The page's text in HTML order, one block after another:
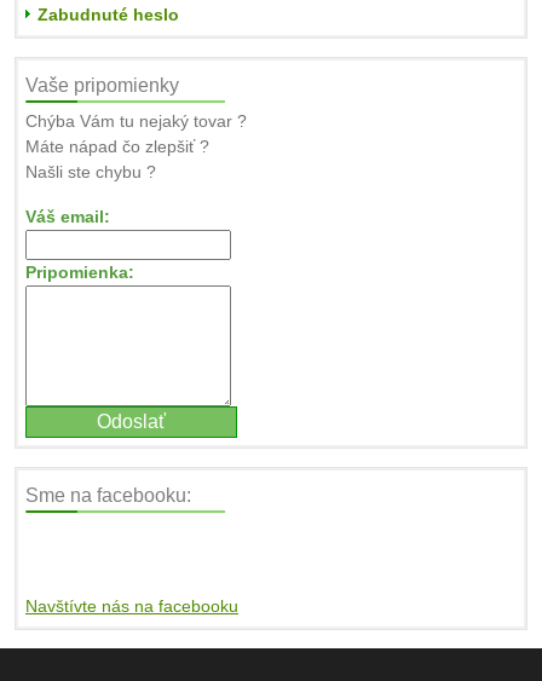
Zabudnuté heslo
Vaše pripomienky
Chýba Vám tu nejaký tovar ?
Máte nápad čo zlepšiť ?
Našli ste chybu ?
Váš email:
Pripomienka:
Sme na facebooku:
Navštívte nás na facebooku